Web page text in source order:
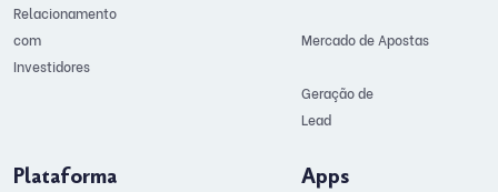
Relacionamento
com
Investidores
Mercado de Apostas
Geração de
Lead
Plataforma Apps